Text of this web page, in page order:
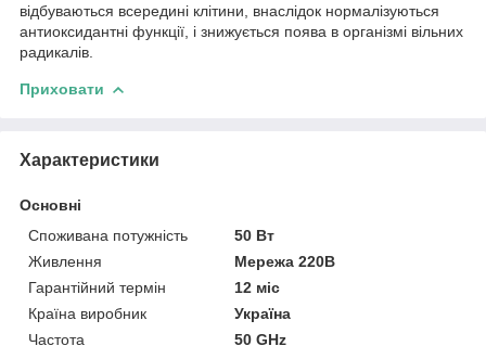
відбуваються всередині клітини, внаслідок нормалізуються
антиоксидантні функції, і знижується поява в організмі вільних
радикалів.
Приховати
Характеристики
Основні
Споживана потужність
50 Вт
Живлення
Мережа 220В
Гарантійний термін
12 міс
Країна виробник
Україна
Частота
50 GHz